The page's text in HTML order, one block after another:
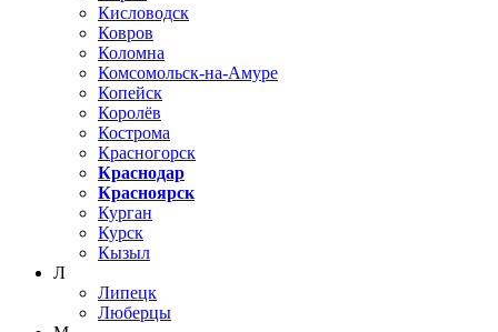
Кисловодск
Ковров
Коломна
Комсомольск-на-Амуре
Копейск
Королёв
Кострома
Красногорск
Краснодар
Красноярск
Курган
Курск
Кызыл
Л
Липецк
Люберцы